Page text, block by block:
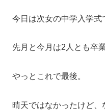
今日は次女の中学入学式
先月と今月は2人とも卒
やっとこれで最後。
晴天ではなかったけど